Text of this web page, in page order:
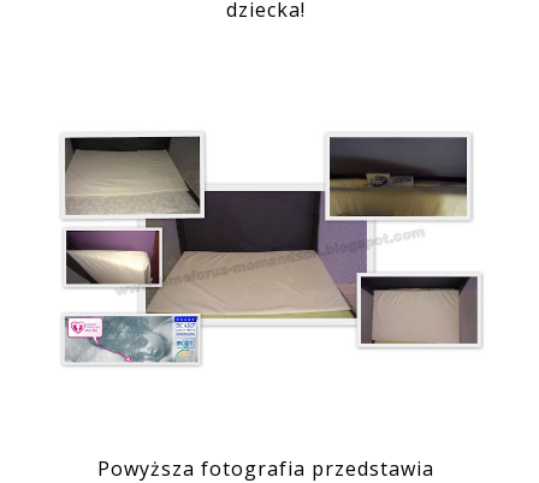
dziecka!
Powyższa fotografia przedstawia